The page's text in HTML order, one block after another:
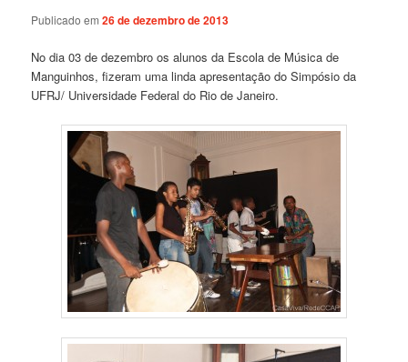
Publicado em26 de dezembro de 2013
No dia 03 de dezembro os alunos da Escola de Música de
Manguinhos, fizeram uma linda apresentação do Simpósio da
UFRJ/ Universidade Federal do Rio de Janeiro.